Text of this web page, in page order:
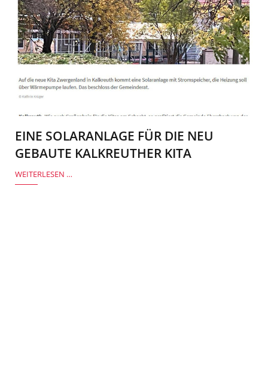
EINE SOLARANLAGE FÜR DIE NEU
GEBAUTE KALKREUTHER KITA
WEITERLESEN …